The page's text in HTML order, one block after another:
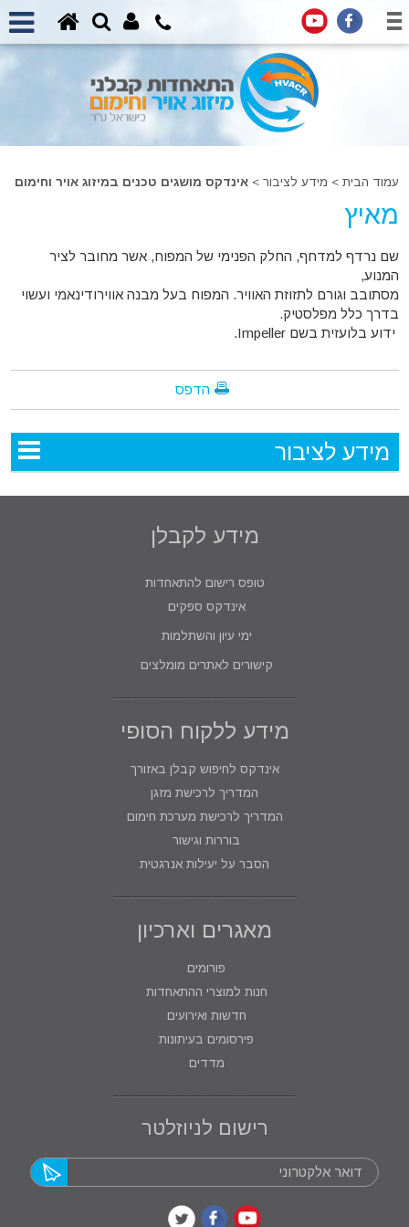
עמוד הבית > מידע לציבור >אינדקס מושגים טכנים במיזוג אויר וחימום
מאיץ
שם נרדף למדחף, החלק הפנימי של המפוח, אשר מחובר לציר
המנוע,
מסתובב וגורם לתזוזת האוויר. המפוח בעל מבנה אווירודינאמי ועשוי
בדרך כלל מפלסטיק.
ידוע בלועזית בשם Impeller.
הדפס
מידע לציבור
מידע לקבלן
טופס רישום להתאחדות
אינדקס ספקים
ימי עיון והשתלמות
קישורים לאתרים מומלצים
מידע ללקוח הסופי
אינדקס לחיפוש קבלן באזורך
המדריך לרכישת מזגן
המדריך לרכישת מערכת חימום
בוררות וגישור
הסבר על יעילות אנרגטית
מאגרים וארכיון
פורומים
חנות למוצרי ההתאחדות
חדשות ואירועים
פירסומים בעיתונות
מדדים
רישום לניוזלטר